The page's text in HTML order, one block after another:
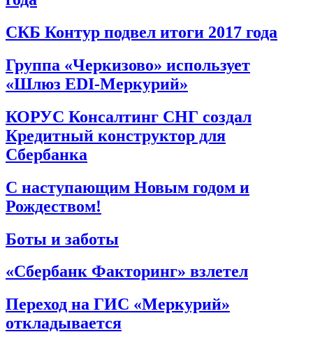
СКБ Контур подвел итоги 2017 года
Группа «Черкизово» использует
«Шлюз EDI-Меркурий»
КОРУС Консалтинг СНГ создал
Кредитный конструктор для
Сбербанка
С наступающим Новым годом и
Рождеством!
Боты и заботы
«Сбербанк Факторинг» взлетел
Переход на ГИС «Меркурий»
откладывается